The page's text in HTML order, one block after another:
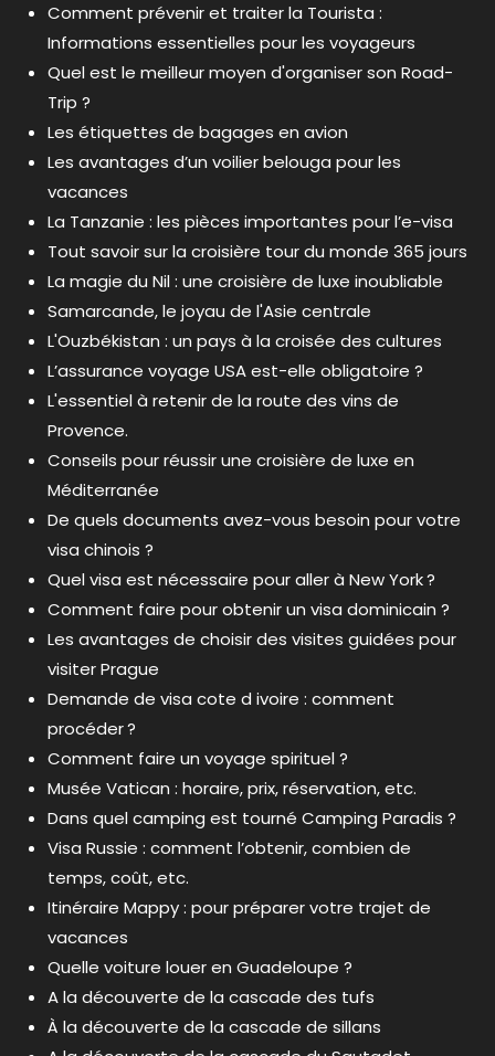
Comment prévenir et traiter la Tourista :
Informations essentielles pour les voyageurs
Quel est le meilleur moyen d'organiser son Road-
Trip ?
Les étiquettes de bagages en avion
Les avantages d’un voilier belouga pour les
vacances
La Tanzanie : les pièces importantes pour l’e-visa
Tout savoir sur la croisière tour du monde 365 jours
La magie du Nil : une croisière de luxe inoubliable
Samarcande, le joyau de l'Asie centrale
L'Ouzbékistan : un pays à la croisée des cultures
L’assurance voyage USA est-elle obligatoire ?
L'essentiel à retenir de la route des vins de
Provence.
Conseils pour réussir une croisière de luxe en
Méditerranée
De quels documents avez-vous besoin pour votre
visa chinois ?
Quel visa est nécessaire pour aller à New York ?
Comment faire pour obtenir un visa dominicain ?
Les avantages de choisir des visites guidées pour
visiter Prague
Demande de visa cote d ivoire : comment
procéder ?
Comment faire un voyage spirituel ?
Musée Vatican : horaire, prix, réservation, etc.
Dans quel camping est tourné Camping Paradis ?
Visa Russie : comment l’obtenir, combien de
temps, coût, etc.
Itinéraire Mappy : pour préparer votre trajet de
vacances
Quelle voiture louer en Guadeloupe ?
A la découverte de la cascade des tufs
À la découverte de la cascade de sillans